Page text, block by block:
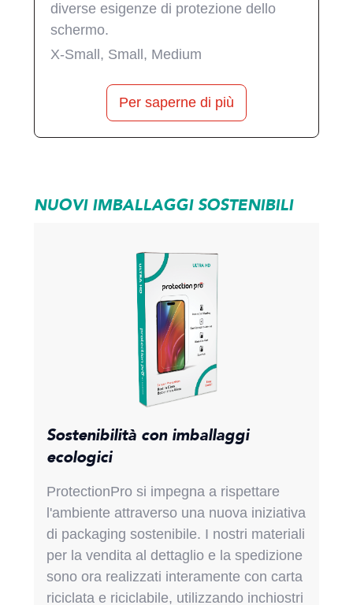
diverse esigenze di protezione dello
schermo.
X-Small, Small, Medium
Per saperne di più
NUOVI IMBALLAGGI SOSTENIBILI
Sostenibilità con imballaggi
ecologici
ProtectionPro si impegna a rispettare
l'ambiente attraverso una nuova iniziativa
di packaging sostenibile. I nostri materiali
per la vendita al dettaglio e la spedizione
sono ora realizzati interamente con carta
riciclata e riciclabile, utilizzando inchiostri